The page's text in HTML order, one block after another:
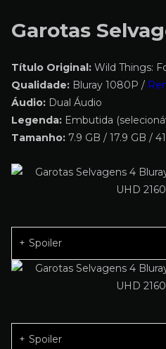
Garotas
Título Original: Wild Things:
Qualidade: Bluray 1080P /
Áudio: Dual Áudio
Legenda: Embutida
Tamanho: 7.9 GB / 17.9 GB /
Spoiler
Spoiler